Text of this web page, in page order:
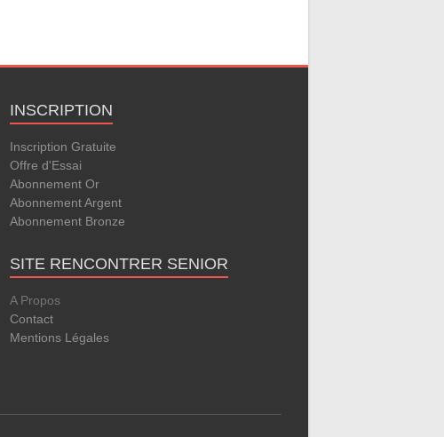
INSCRIPTION
Inscription Gratuite
Offre d'Essai
Abonnement Or
Abonnement Argent
Abonnement Bronze
SITE RENCONTRER SENIOR
A Propos
Contact
Mentions Légales